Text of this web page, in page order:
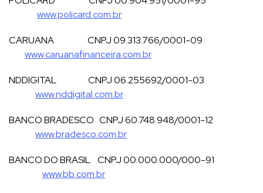
www.policard.com.br
CARUANA CNPJ 09.313.766/0001-09
www.caruanafinanceira.com.br
NDDIGITAL CNPJ 06.255692/0001-03
www.nddigital.com.br
BANCO BRADESCO CNPJ 60.748.948/0001-12
www.bradesco.com.br
BANCO DO BRASIL CNPJ 00.000.000/000-91
www.bb.com.br